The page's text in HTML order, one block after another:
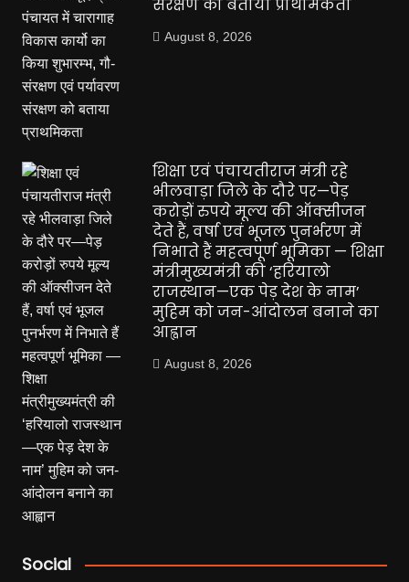
संरक्षण को बताया प्राथमिकता
August 8, 2026
शिक्षा एवं पंचायतीराज मंत्री रहे
भीलवाड़ा जिले के दौरे पर—पेड़
करोड़ों रुपये मूल्य की ऑक्सीजन
देते हैं, वर्षा एवं भूजल पुनर्भरण में
निभाते हैं महत्वपूर्ण भूमिका — शिक्षा
मंत्रीमुख्यमंत्री की ‘हरियालो
राजस्थान—एक पेड़ देश के नाम’
मुहिम को जन-आंदोलन बनाने का
आह्वान
August 8, 2026
Social